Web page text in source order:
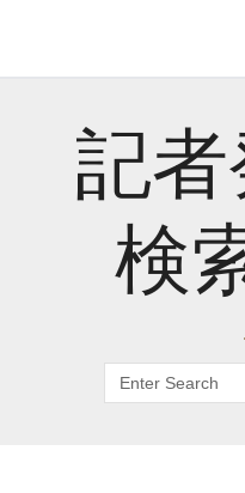
記
検